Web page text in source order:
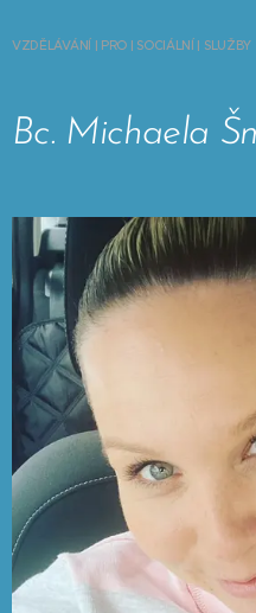
VZDĚLÁVÁNÍ | PRO | SOCIÁLNÍ | SLUŽBY
Bc. Michaela